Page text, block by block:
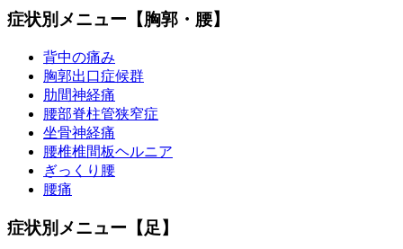
症状別メニュー【胸郭・腰】
背中の痛み
胸郭出口症候群
肋間神経痛
腰部脊柱管狭窄症
坐骨神経痛
腰椎椎間板ヘルニア
ぎっくり腰
腰痛
症状別メニュー【足】